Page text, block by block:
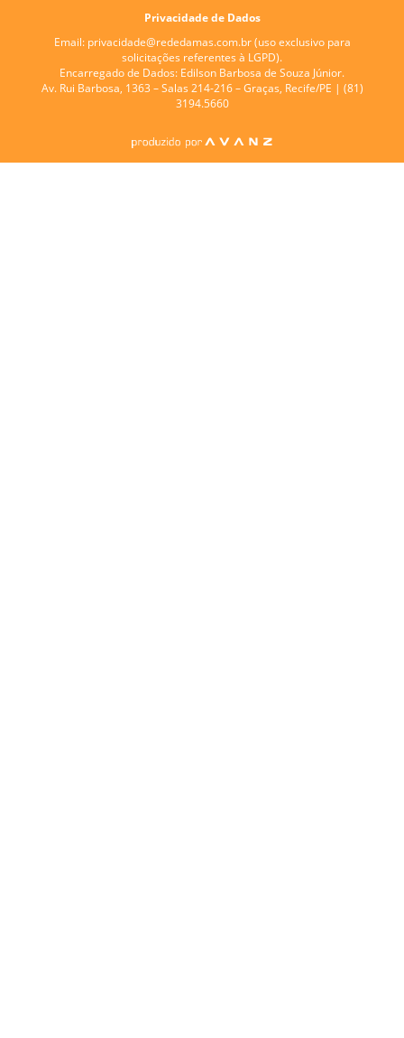
Privacidade de Dados
Email: privacidade@rededamas.com.br(uso exclusivo para
solicitações referentes à LGPD).
Encarregado de Dados: Edilson Barbosa de Souza Júnior.
Av. Rui Barbosa, 1363 – Salas 214-216 – Graças, Recife/PE | (81)
3194.5660